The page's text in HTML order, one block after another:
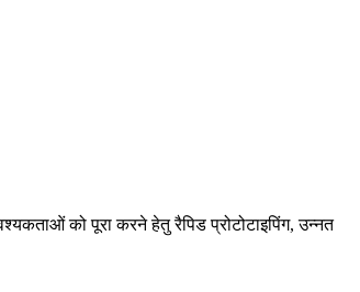
को पूरा करने हेतु रैपिड प्रोटोटाइपिंग, उन्नत